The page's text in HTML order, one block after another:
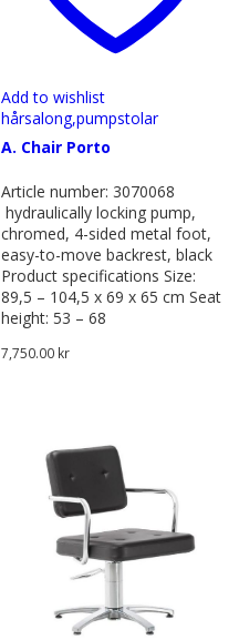
Add to wishlist
hårsalong,pumpstolar
A. Chair Porto
Article number: 3070068
hydraulically locking pump,
chromed, 4-sided metal foot,
easy-to-move backrest, black
Product specifications Size:
89,5 – 104,5 x 69 x 65 cm Seat
height: 53 – 68
7,750.00 kr